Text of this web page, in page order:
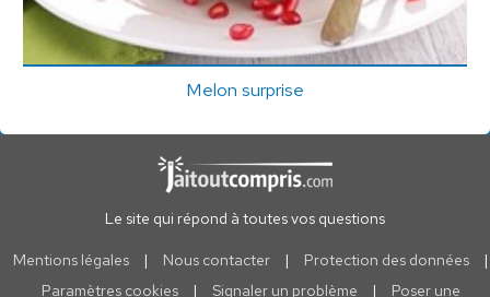
Melon surprise
Le site qui répond à toutes vos questions
Mentions légales | Nous contacter | Protection des données
|
Paramètres cookies
| Signaler un problème | Poser une